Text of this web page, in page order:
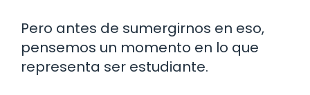
Pero antes de sumergirnos en eso,
pensemos un momento en lo que
representa ser estudiante.